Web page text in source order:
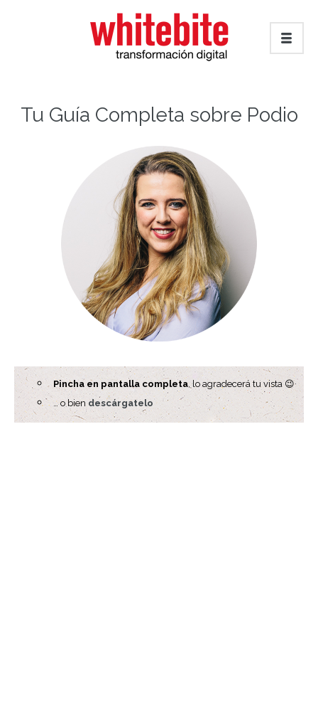
Tu Guía Completa sobre Podio
Pincha en pantalla completa, lo agradecerá tu vista 😉
… o bien descárgatelo